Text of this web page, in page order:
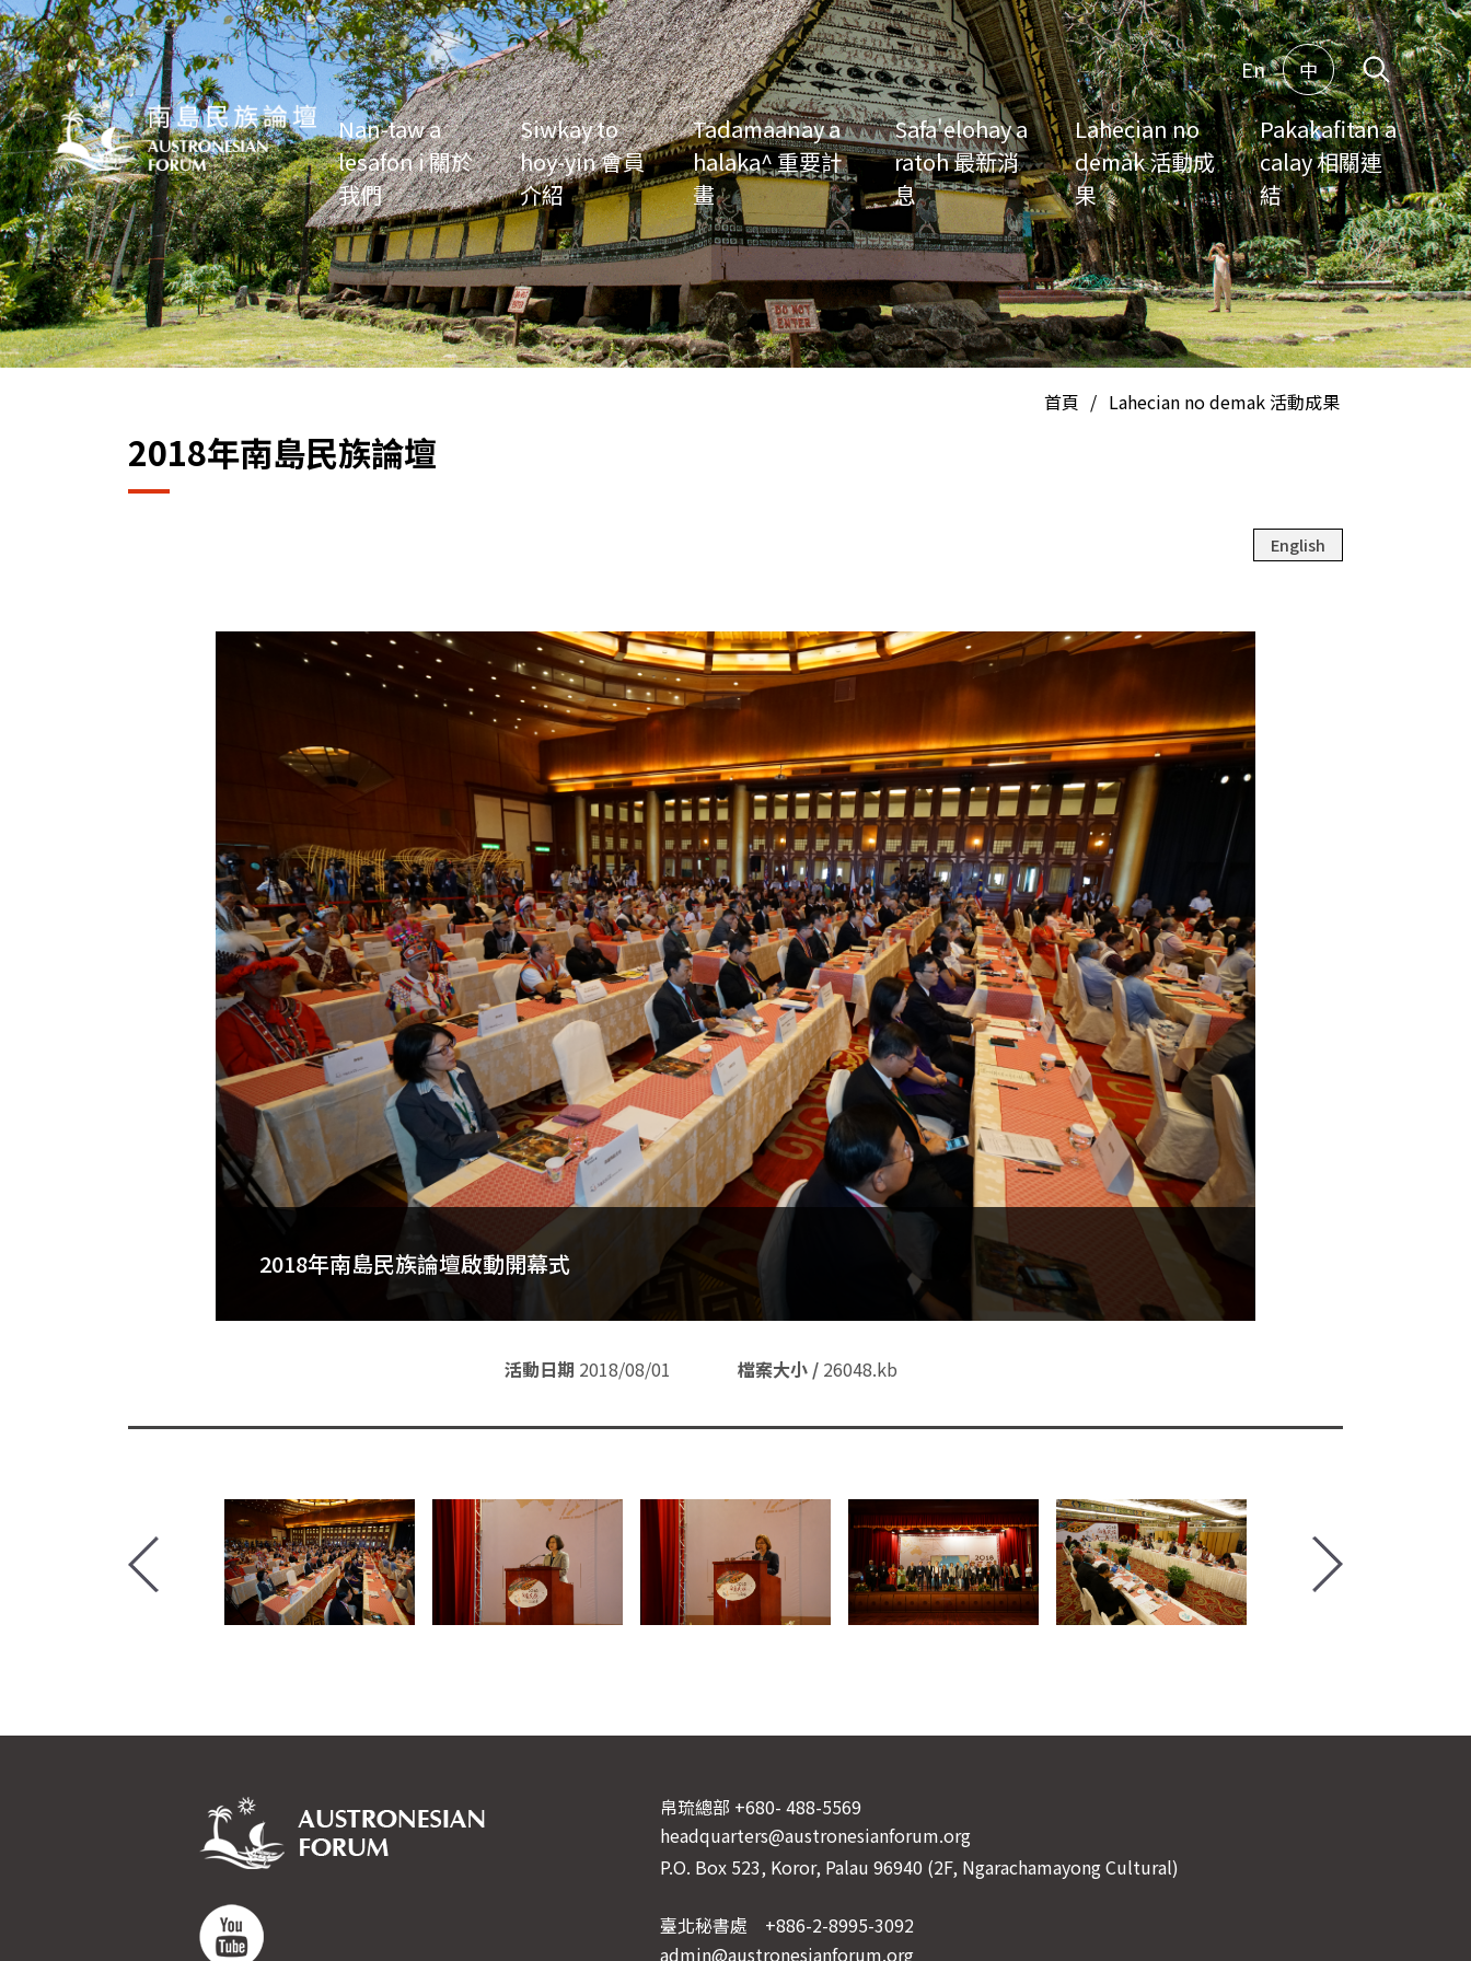
En 中
Nan-taw a
lesafon i 關於
我們
Siwkay to
hoy-yin 會員
介紹
Tadamaanay a
halaka^ 重要計
畫
Safa'elohay a
ratoh 最新消
息
Lahecian no
demak 活動成
果
Pakakafitan a
calay 相關連
結
首頁 / Lahecian no demak 活動成果
2018年南島民族論壇
English
2018年南島民族論壇啟動開幕式
活動日期 2018/08/01 檔案大小 / 26048.kb
活動日期 檔案大小 /
活動日期 檔案大小 /
活動日期 檔案大小 /
活動日期 檔案大小 /
活動日期 檔案大小 /
活動日期 檔案大小 /
活動日期 檔案大小 /
活動日期 檔案大小 /
活動日期 檔案大小 /
活動日期 檔案大小 /
活動日期 檔案大小 /
活動日期 檔案大小 /
活動日期 檔案大小 /
帛琉總部 +680- 488-5569
headquarters@austronesianforum.org
P.O. Box 523, Koror, Palau 96940 (2F, Ngarachamayong Cultural)
臺北秘書處 +886-2-8995-3092
admin@austronesianforum.org